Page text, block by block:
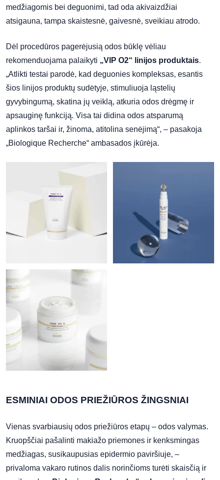
medžiagomis bei deguonimi, tad oda akivaizdžiai
atsigauna, tampa skaistesnė, gaivesnė, sveikiau atrodo.
Dėl procedūros pagerėjusią odos būklę vėliau
rekomenduojama palaikyti „VIP O2“ linijos produktais.
„Atlikti testai parodė, kad deguonies kompleksas, esantis
šios linijos produktų sudėtyje, stimuliuoja ląstelių
gyvybingumą, skatina jų veiklą, atkuria odos drėgmę ir
apsauginę funkciją. Visa tai didina odos atsparumą
aplinkos taršai ir, žinoma, atitolina senėjimą“, – pasakoja
„Biologique Recherche“ ambasados įkūrėja.
ESMINIAI ODOS PRIEŽIŪROS ŽINGSNIAI
Vienas svarbiausių odos priežiūros etapų – odos valymas.
Kruopščiai pašalinti makiažo priemones ir kenksmingas
medžiagas, susikaupusias epidermio paviršiuje, –
privaloma vakaro rutinos dalis norinčioms turėti skaisčią ir